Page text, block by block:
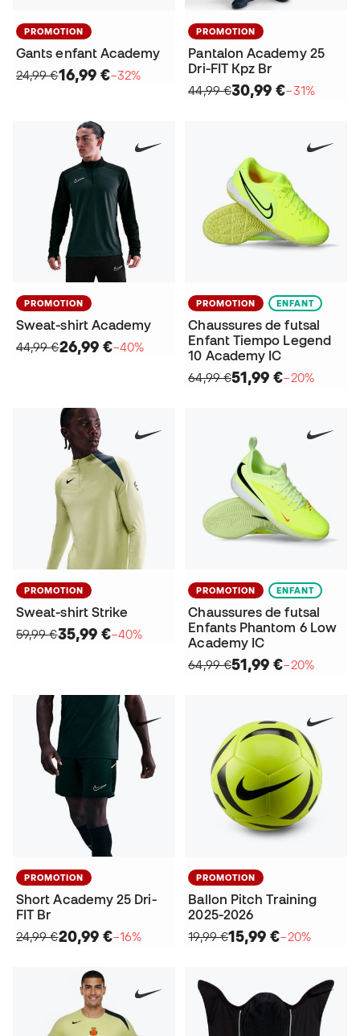
PROMOTION
Gants enfant Academy
24,99 €16,99 €−32%
PROMOTION
Pantalon Academy 25
Dri-FIT Kpz Br
44,99 €30,99 €−31%
PROMOTION
Sweat-shirt Academy
44,99 €26,99 €−40%
PROMOTION ENFANT
Chaussures de futsal
Enfant Tiempo Legend
10 Academy IC
64,99 €51,99 €−20%
PROMOTION
Sweat-shirt Strike
59,99 €35,99 €−40%
PROMOTION ENFANT
Chaussures de futsal
Enfants Phantom 6 Low
Academy IC
64,99 €51,99 €−20%
PROMOTION
Short Academy 25 Dri-
FIT Br
24,99 €20,99 €−16%
PROMOTION
Ballon Pitch Training
2025-2026
19,99 €15,99 €−20%